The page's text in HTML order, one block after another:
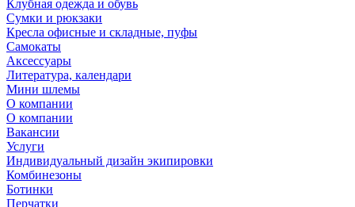
Клубная одежда и обувь
Сумки и рюкзаки
Кресла офисные и складные, пуфы
Самокаты
Аксессуары
Литература, календари
Мини шлемы
О компании
О компании
Вакансии
Услуги
Индивидуальный дизайн экипировки
Комбинезоны
Ботинки
Перчатки